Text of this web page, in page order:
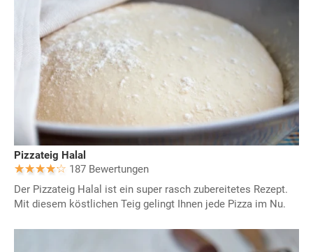
Pizzateig Halal
187 Bewertungen
Der Pizzateig Halal ist ein super rasch zubereitetes Rezept.
Mit diesem köstlichen Teig gelingt Ihnen jede Pizza im Nu.